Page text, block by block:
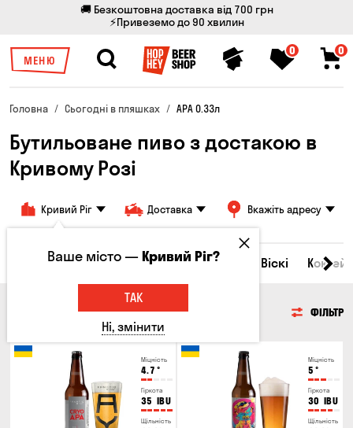
🚚 Безкоштовна доставка від 700 грн
⚡Привеземо до 90 хвилин
МЕНЮ
0 0
Головна Сьогодні в пляшках APA 0.33л
Бутильоване пиво з достакою в
Кривому Розі
Кривий Ріг Доставка Вкажіть адресу
Всі товари Пиво Сидр Вино Віскі
ФІЛЬТР
Міцність
4.7 °
Гіркота
35 IBU
Щільність
Міцність
5 °
Гіркота
30 IBU
Щільність
Ваше місто —Кривий Ріг?
ТАК
Ні, змінити